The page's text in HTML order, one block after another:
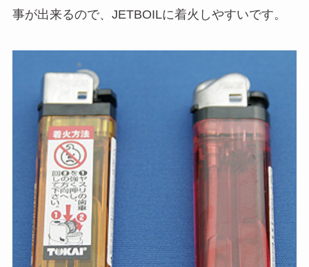
事が出来るので、JETBOILに着火しやすいです。